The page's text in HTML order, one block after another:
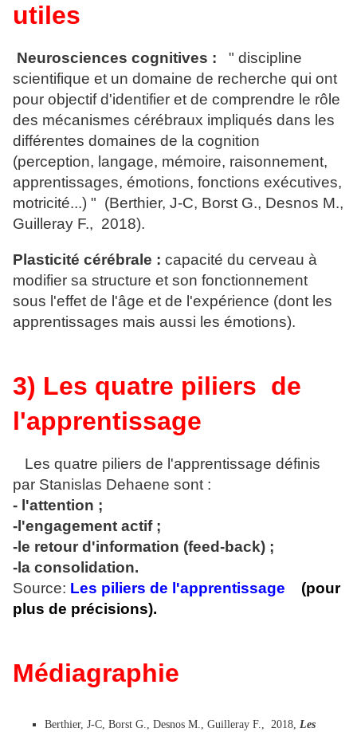
utiles
Neurosciences cognitives :
" discipline
scientifique et un domaine de recherche qui ont
pour objectif d'identifier et de comprendre le rôle
des mécanismes cérébraux impliqués dans les
différentes domaines de la cognition
(perception, langage, mémoire, raisonnement,
apprentissages, émotions, fonctions exécutives,
motricité...) " (Berthier, J-C, Borst G., Desnos M.,
Guilleray F., 2018).
Plasticité cérébrale : capacité du cerveau à
modifier sa structure et son fonctionnement
sous l'effet de l'âge et de l'expérience (dont les
apprentissages mais aussi les émotions).
3) Les quatre piliers de
l'apprentissage
Les quatre piliers de l'apprentissage définis
par Stanislas Dehaene sont :
- l'attention ;
-l'engagement actif ;
-le retour d'information (feed-back) ;
-la consolidation.
Source: Les piliers de l'apprentissage
(pour
plus de précisions).
Médiagraphie
Berthier, J-C, Borst G., Desnos M., Guilleray F., 2018, Les